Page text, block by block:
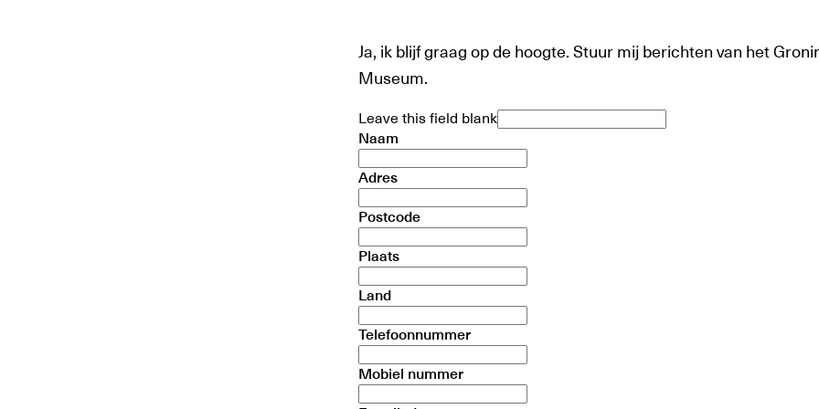
Ja, ik blijf graag op de hoogte. Stuur mij berichten van het
Museum.
Leave this field blank
Naam
Adres
Postcode
Plaats
Land
Telefoonnummer
Mobiel nummer